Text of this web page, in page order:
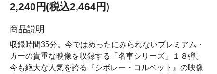
2,240円(税込2,464円)
商品説明
収録時間35分。今ではめったにみられないプレミアム・
カーの貴重な映像を収録する「名車シリーズ」１８弾。
今も絶大な人気を誇る『シボレー・コルベット』の映像